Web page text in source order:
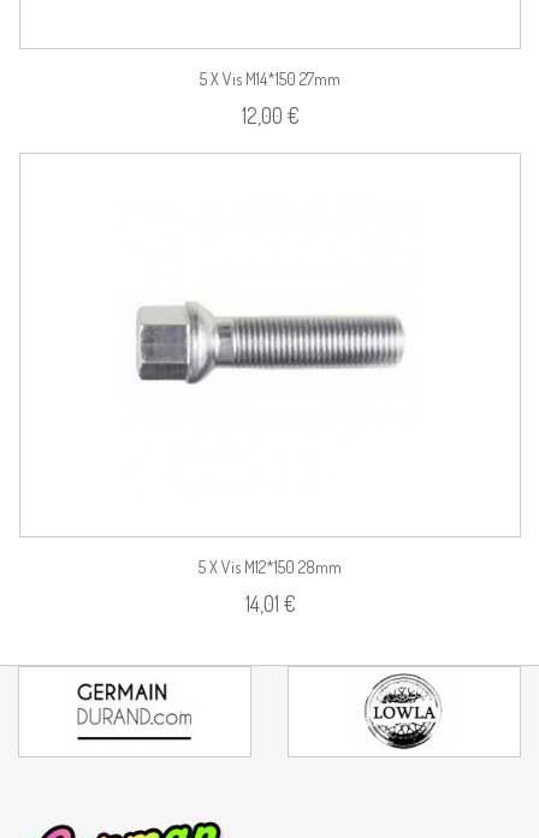
5 X Vis M14*150 27mm
12,00 €
5 X Vis M12*150 28mm
14,01 €